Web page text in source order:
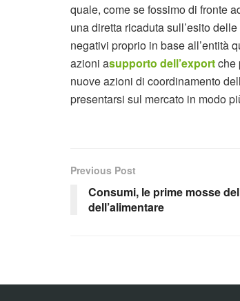
quale, come se fossimo di fronte
una diretta ricaduta sull’esito
negativi proprio in base all’entità
azioni asupporto dell’exportche
nuove azioni di coordinamento
presentarsi sul mercato in modo
Previous Post
Consumi, le prime mosse
dell’alimentare